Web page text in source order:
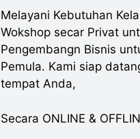
Melayani Kebutuhan
Wokshop secar Privat
Pengembangn Bisnis
Pemula. Kami siap
tempat Anda,
Secara ONLINE &